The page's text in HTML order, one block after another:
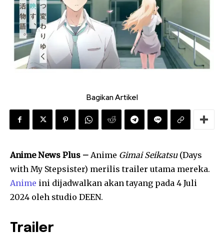
Bagikan Artikel
Anime News Plus – Anime Gimai Seikatsu(Days
with My Stepsister) merilis trailer utama mereka.
Anime ini dijadwalkan akan tayang pada 4 Juli
2024 oleh studio DEEN.
Trailer